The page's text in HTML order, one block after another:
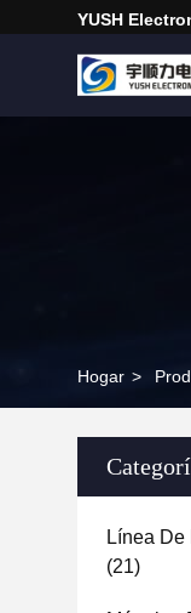
YUSH
Hogar >
Línea
(21)